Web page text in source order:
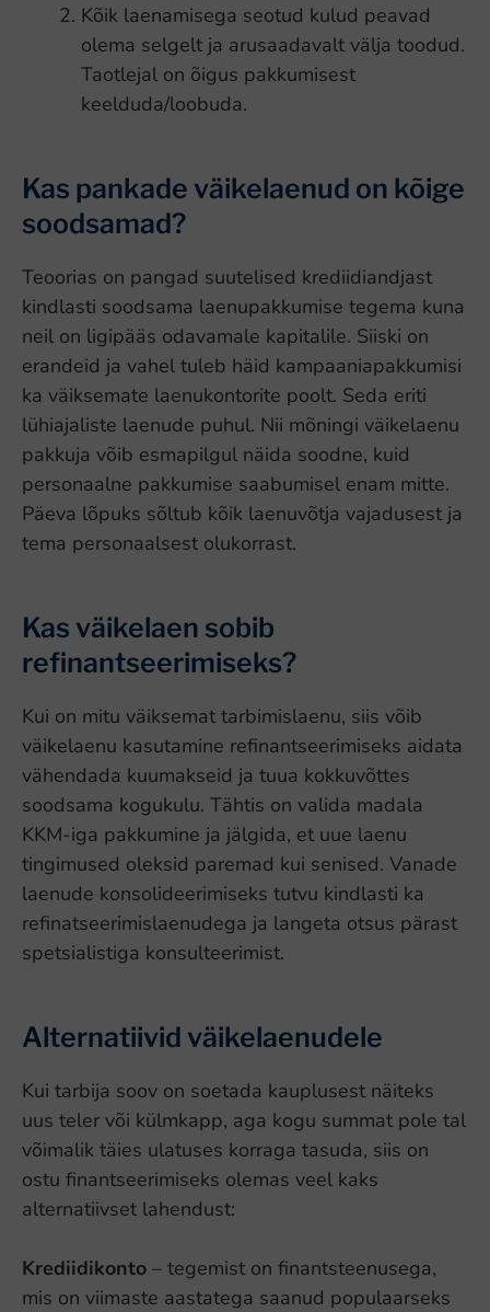
Kõik laenamisega seotud kulud peavad
olema selgelt ja arusaadavalt välja toodud.
Taotlejal on õigus pakkumisest
keelduda/loobuda.
Kas pankade väikelaenud on kõige
soodsamad?
Teoorias on pangad suutelised krediidiandjast
kindlasti soodsama laenupakkumise tegema kuna
neil on ligipääs odavamale kapitalile. Siiski on
erandeid ja vahel tuleb häid kampaaniapakkumisi
ka väiksemate laenukontorite poolt. Seda eriti
lühiajaliste laenude puhul. Nii mõningi väikelaenu
pakkuja võib esmapilgul näida soodne, kuid
personaalne pakkumise saabumisel enam mitte.
Päeva lõpuks sõltub kõik laenuvõtja vajadusest ja
tema personaalsest olukorrast.
Kas väikelaen sobib
refinantseerimiseks?
Kui on mitu väiksemat tarbimislaenu, siis võib
väikelaenu kasutamine refinantseerimiseks aidata
vähendada kuumakseid ja tuua kokkuvõttes
soodsama kogukulu. Tähtis on valida madala
KKM-iga pakkumine ja jälgida, et uue laenu
tingimused oleksid paremad kui senised. Vanade
laenude konsolideerimiseks tutvu kindlasti ka
refinatseerimislaenudega ja langeta otsus pärast
spetsialistiga konsulteerimist.
Alternatiivid väikelaenudele
Kui tarbija soov on soetada kauplusest näiteks
uus teler või külmkapp, aga kogu summat pole tal
võimalik täies ulatuses korraga tasuda, siis on
ostu finantseerimiseks olemas veel kaks
alternatiivset lahendust:
Krediidikonto – tegemist on finantsteenusega,
mis on viimaste aastatega saanud populaarseks